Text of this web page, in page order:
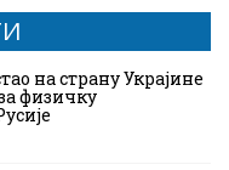
на страну Украјине
физичку